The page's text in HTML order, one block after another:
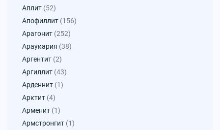
Аплит (52)
Апофиллит (156)
Арагонит (252)
Араукария (38)
Аргентит (2)
Аргиллит (43)
Арденнит (1)
Арктит (4)
Арменит (1)
Армстронгит (1)